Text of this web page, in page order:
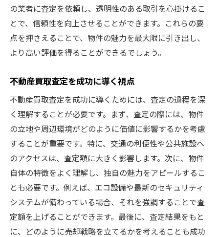
の業者に査定を依頼し、透明性のある取引を心掛けるこ
とで、信頼性を向上させることができます。これらの要
点を押さえることで、物件の魅力を最大限に引き出し、
より高い評価を得ることができるでしょう。
不動産買取査定を成功に導く視点
不動産買取査定を成功に導くためには、査定の過程を深
く理解することが必要です。まず、査定の際には、物件
の立地や周辺環境がどのように価値に影響するかを考慮
することが重要です。特に、交通の利便性や公共施設へ
のアクセスは、査定額に大きく影響します。次に、物件
自体の特徴をよく理解し、独自の魅力をアピールするこ
とも必要です。例えば、エコ設備や最新のセキュリティ
システムが備わっている場合、それを強調することで査
定額を上げることができます。最後に、査定結果をもと
に、どのように売却戦略を立てるかを考えることも成功